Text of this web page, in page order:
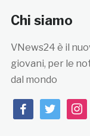
Chi siamo
VNews24 è il
giovani, per le
dal mondo
facebooktwitter